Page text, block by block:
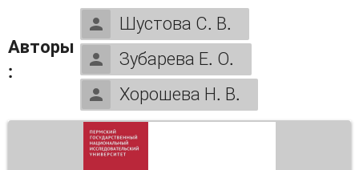
Авторы
:
Шустова С. В.
Зубарева Е. О.
Хорошева Н. В.